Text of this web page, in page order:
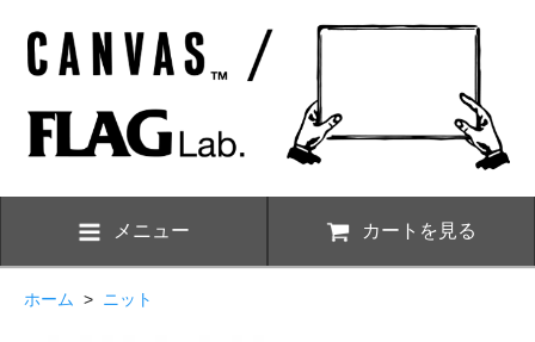
メニュー カートを見る
ホーム > ニット